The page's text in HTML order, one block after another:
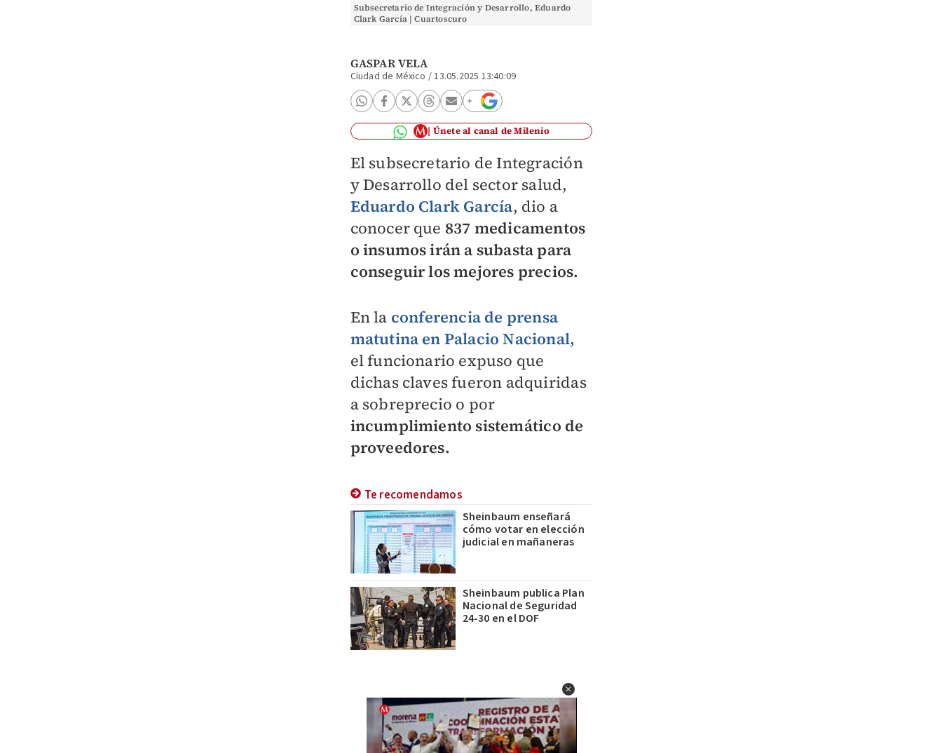
Subsecretario de Integración y Desarrollo, Eduardo
Clark García | Cuartoscuro
GASPAR VELA
Ciudad de México /13.05.2025 13:40:09
Únete al canal de Milenio
El subsecretario de Integración
y Desarrollo del sector salud,
Eduardo Clark García, dio a
conocer que 837 medicamentos
o insumos irán a subasta para
conseguir los mejores precios.
En la conferencia de prensa
matutina en Palacio Nacional,
el funcionario expuso que
dichas claves fueron adquiridas
a sobreprecio o por
incumplimiento sistemático de
proveedores.
Te recomendamos
Sheinbaum enseñará
cómo votar en elección
judicial en mañaneras
Sheinbaum publica Plan
Nacional de Seguridad
24-30 en el DOF